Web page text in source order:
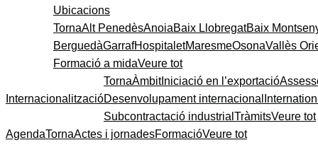
Ubicacions
TornaAlt PenedèsAnoiaBaix LlobregatBaix
BerguedàGarrafHospitaletMaresmeOsonaVallès
Formació a midaVeure tot
Internacionalització
TornaÀmbitIniciació en l’exportació
Desenvolupament internacional
Subcontractació industrial TràmitsVeure tot
AgendaTornaActes i jornadesFormacióVeure tot